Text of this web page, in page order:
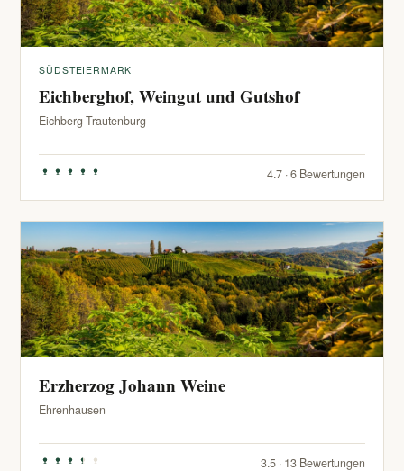
SÜDSTEIERMARK
Eichberghof, Weingut und Gutshof
Eichberg-Trautenburg
4.7 · 6 Bewertungen
Erzherzog Johann Weine
Ehrenhausen
3.5 · 13 Bewertungen